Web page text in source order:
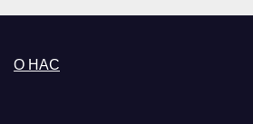
О НАС